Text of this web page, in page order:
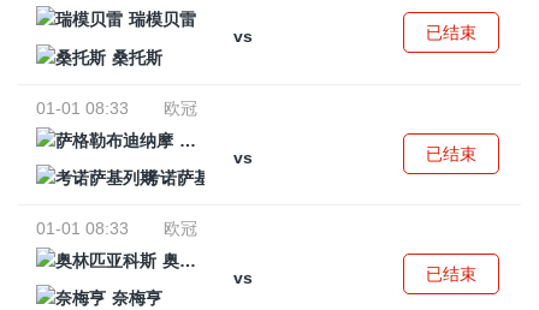
瑞模贝雷
vs
桑托斯
已结束
01-01 08:33
欧冠
萨格勒布迪纳摩
vs
考诺萨基列斯
已结束
01-01 08:33
欧冠
奥林匹亚科斯
vs
奈梅亨
已结束